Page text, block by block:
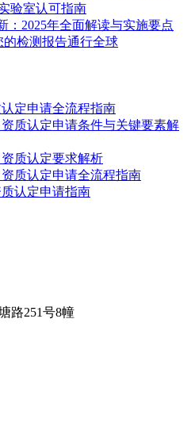
验室认可指南
：2025年全面解读与实施要点
检测报告通行全球
定申请全流程指南
质认定申请条件与关键要素解
质认定要求解析
质认定申请全流程指南
认定申请指南
路251号8幢